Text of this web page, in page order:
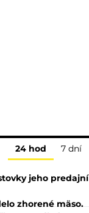
24 hod 7 dní
jeho predajní
zhorené mäso.